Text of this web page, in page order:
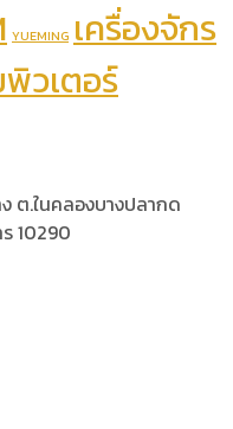
YUEMING เครื่องจักร
วเตอร์
ต.ในคลองบางปลากด
10290